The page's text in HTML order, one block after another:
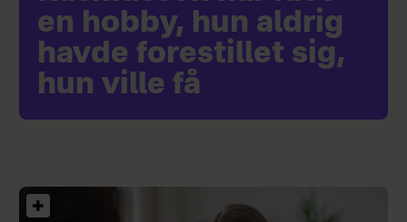
en hobby, hun aldrig
havde forestillet sig,
hun ville få